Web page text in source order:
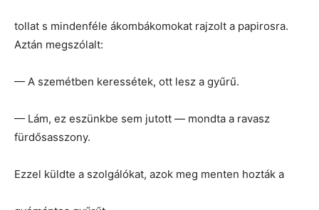
tollat s mindenféle ákombákomokat rajzolt a papirosra.
Aztán megszólalt:
— A szemétben keressétek, ott lesz a gyűrű.
— Lám, ez eszünkbe sem jutott — mondta a ravasz
fürdősasszony.
Ezzel küldte a szolgálókat, azok meg menten hozták a